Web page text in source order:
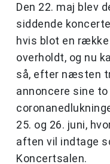
Den 22. maj blev
siddende
hvis blot en
overholdt, og nu
så, efter næsten
annoncere sine
25. og 26. juni,
aften vil indtage
Koncertsalen.